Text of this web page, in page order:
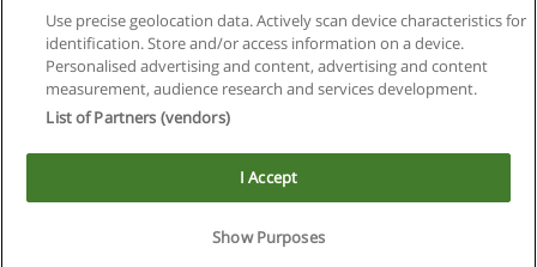
Reglas de uso
Privacidad de datos
Contactar con Educaedu
Copyright © Educaedu Business S.L. - CIF : B-95610580: -
www.educaedu.com.ar
Use precise geolocation data. Actively scan device characteristics for
identification. Store and/or access information on a device.
Personalised advertising and content, advertising and content
measurement, audience research and services development.
List of Partners (vendors)
I Accept
Show Purposes